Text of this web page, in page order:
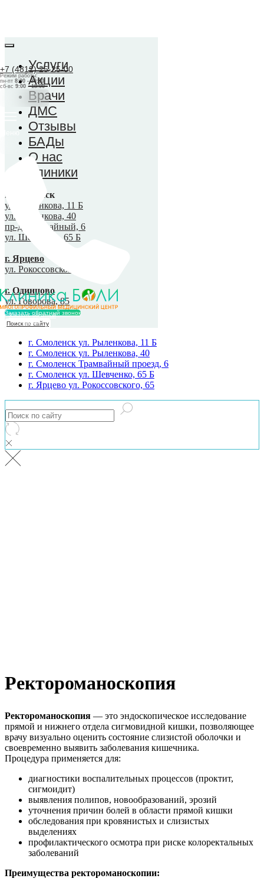
+7 (4812) 25-25-00
Режим работы:
пн-пт 8:00 - 20:00
сб-вс 9:00 - 18:00
Заказать обратный
звонок
Услуги
Акции
Врачи
ДМС
Отзывы
БАДы
О нас
Клиники
г. Смоленск
ул. Рыленкова, 11 Б
ул. Рыленкова, 40
пр-д Трамвайный, 6
ул. Шевченко, 65 Б
г. Ярцево
ул. Рокоссовского, 65
г. Одинцово
ул. Говорова, 85
Заказать обратный звонок
Поиск по сайту
г. Смоленск ул. Рыленкова, 11 Б
г. Смоленск ул. Рыленкова, 40
г. Смоленск Трамвайный проезд, 6
г. Смоленск ул. Шевченко, 65 Б
г. Ярцево ул. Рокоссовского, 65
Ректороманоскопия
Ректороманоскопия — это эндоскопическое исследование
прямой и нижнего отдела сигмовидной кишки, позволяющее
врачу визуально оценить состояние слизистой оболочки и
своевременно выявить заболевания кишечника.
Процедура применяется для:
диагностики воспалительных процессов (проктит,
сигмоидит)
выявления полипов, новообразований, эрозий
уточнения причин болей в области прямой кишки
обследования при кровянистых и слизистых
выделениях
профилактического осмотра при риске колоректальных
заболеваний
Преимущества ректороманоскопии: